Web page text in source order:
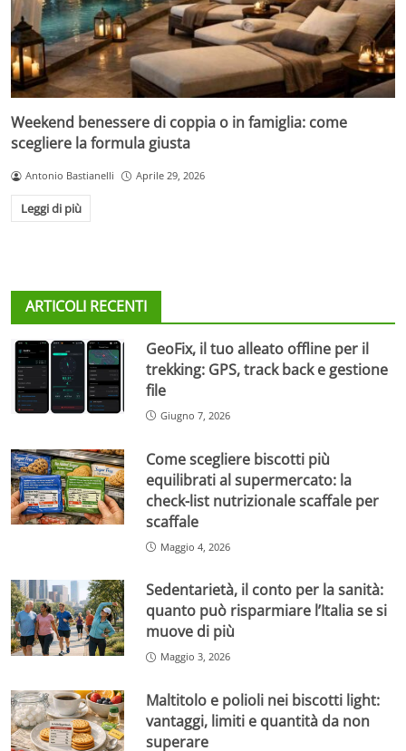
Weekend benessere di coppia o in famiglia: come
scegliere la formula giusta
Antonio Bastianelli Aprile 29, 2026
Leggi di più
ARTICOLI RECENTI
GeoFix, il tuo alleato offline per il
trekking: GPS, track back e gestione
file
Giugno 7, 2026
Come scegliere biscotti più
equilibrati al supermercato: la
check-list nutrizionale scaffale per
scaffale
Maggio 4, 2026
Sedentarietà, il conto per la sanità:
quanto può risparmiare l’Italia se si
muove di più
Maggio 3, 2026
Maltitolo e polioli nei biscotti light:
vantaggi, limiti e quantità da non
superare